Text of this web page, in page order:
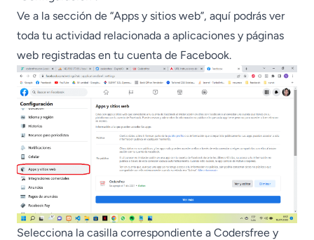
Ve a la sección de “Apps y sitios web”, aquí podrás ver
toda tu actividad relacionada a aplicaciones y páginas
web registradas en tu cuenta de Facebook.
Selecciona la casilla correspondiente a Codersfree y